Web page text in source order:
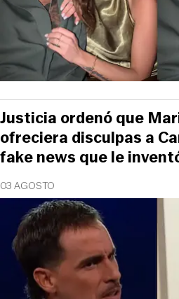
03 AGOSTO
Justicia ordenó que
ofreciera disculpas a
fake news que le